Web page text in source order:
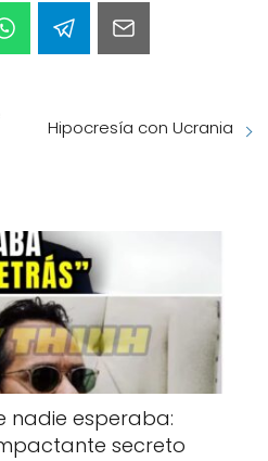
Hipocresía con Ucrania
nadie esperaba:
secreto